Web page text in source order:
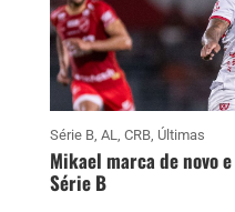
Série B, AL, CRB, Últimas
Mikael marca de novo
Série B